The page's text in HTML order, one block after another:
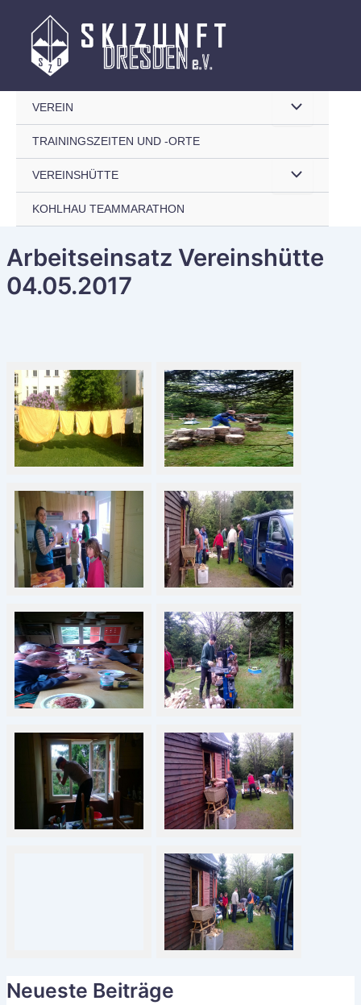
springen
VEREIN Menü
TRAININGSZEITEN UND -ORTE
VEREINSHÜTTE Menü
KOHLHAU TEAMMARATHON
Arbeitseinsatz Vereinshütte
04.05.2017
Neueste Beiträge